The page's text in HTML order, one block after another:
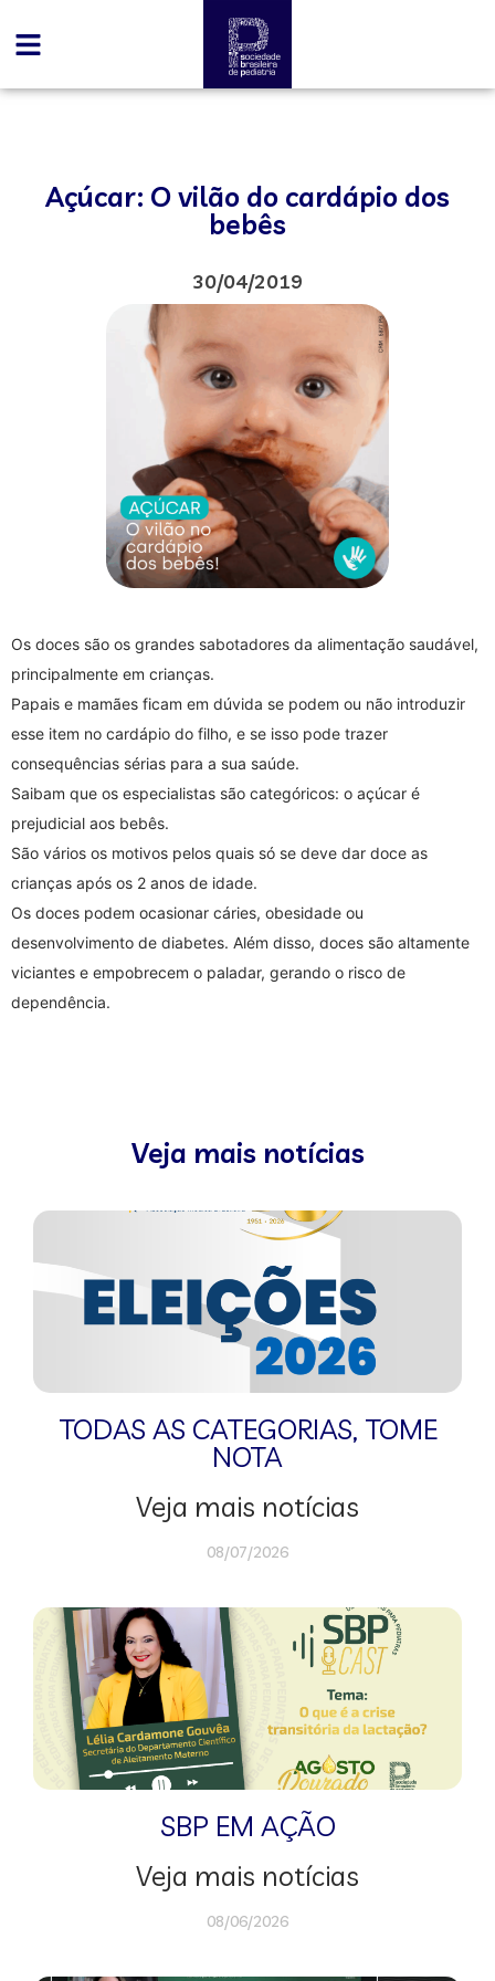
Açúcar: O vilão do cardápio dos
bebês
30/04/2019
Os doces são os grandes sabotadores da alimentação saudável,
principalmente em crianças.
Papais e mamães ficam em dúvida se podem ou não introduzir
esse item no cardápio do filho, e se isso pode trazer
consequências sérias para a sua saúde.
Saibam que os especialistas são categóricos: o açúcar é
prejudicial aos bebês.
São vários os motivos pelos quais só se deve dar doce as
crianças após os 2 anos de idade.
Os doces podem ocasionar cáries, obesidade ou
desenvolvimento de diabetes. Além disso, doces são altamente
viciantes e empobrecem o paladar, gerando o risco de
dependência.
Veja mais notícias
TODAS AS CATEGORIAS, TOME
NOTA
Veja mais notícias
08/07/2026
SBP EM AÇÃO
Veja mais notícias
08/06/2026